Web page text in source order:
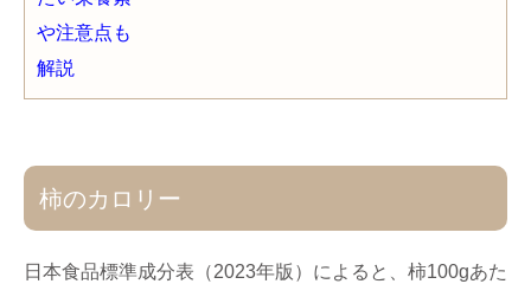
柿のカロリー
日本食品標準成分表（2023年版）によると、柿100gあた